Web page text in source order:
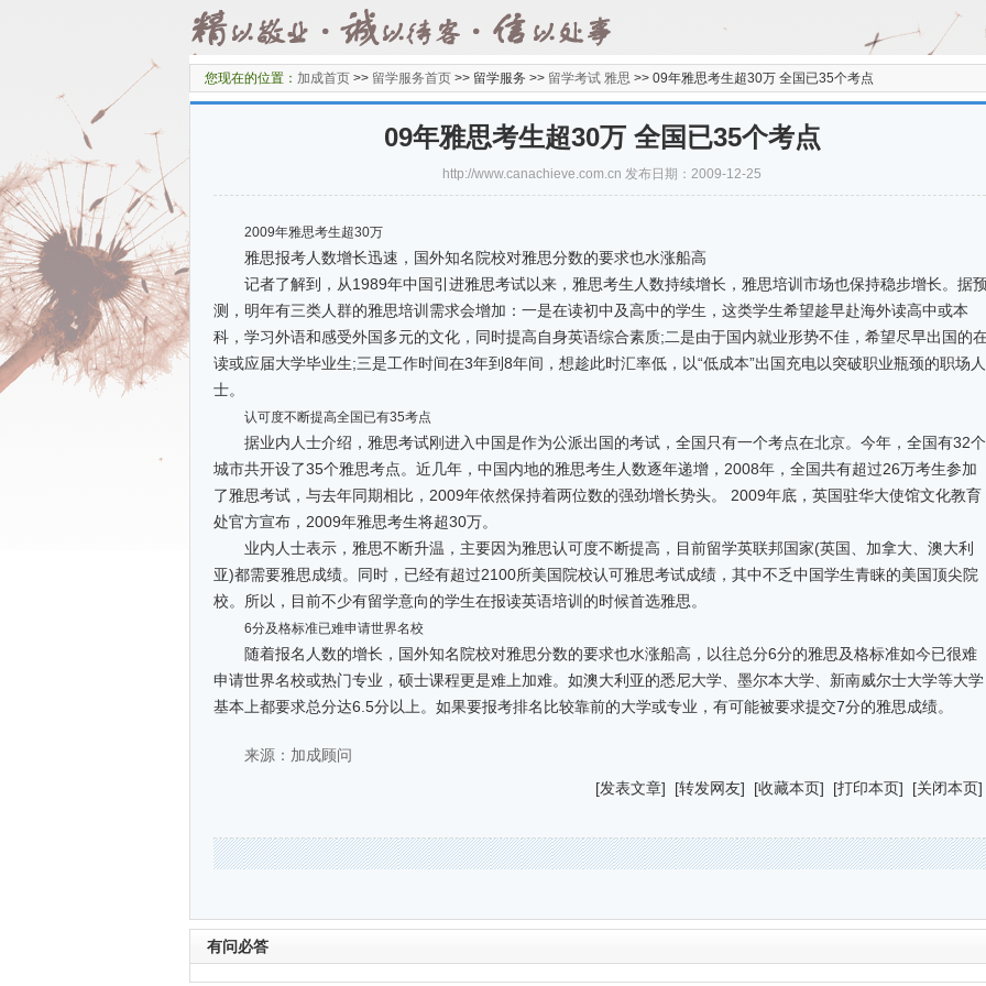
您现在的位置： 加成首页 >> 留学服务首页 >> 留学服务 >> 留学考试 雅思 >> 09年雅思考生超30万 全国已35个考点
09年雅思考生超30万 全国已35个考点
http://www.canachieve.com.cn 发布日期：2009-12-25
2009年雅思考生超30万
雅思报考人数增长迅速，国外知名院校对雅思分数的要求也水涨船高
记者了解到，从1989年中国引进雅思考试以来，雅思考生人数持续增长，雅思培训市场也保持稳步增长。据
测，明年有三类人群的雅思培训需求会增加：一是在读初中及高中的学生，这类学生希望趁早赴海外读高中或本
科，学习外语和感受外国多元的文化，同时提高自身英语综合素质;二是由于国内就业形势不佳，希望尽早出国的
读或应届大学毕业生;三是工作时间在3年到8年间，想趁此时汇率低，以“低成本”出国充电以突破职业瓶颈的职场人
士。
认可度不断提高全国已有35考点
据业内人士介绍，雅思考试刚进入中国是作为公派出国的考试，全国只有一个考点在北京。今年，全国有32个
城市共开设了35个雅思考点。近几年，中国内地的雅思考生人数逐年递增，2008年，全国共有超过26万考生参加
了雅思考试，与去年同期相比，2009年依然保持着两位数的强劲增长势头。 2009年底，英国驻华大使馆文化教育
处官方宣布，2009年雅思考生将超30万。
业内人士表示，雅思不断升温，主要因为雅思认可度不断提高，目前留学英联邦国家(英国、加拿大、澳大利
亚)都需要雅思成绩。同时，已经有超过2100所美国院校认可雅思考试成绩，其中不乏中国学生青睐的美国顶尖院
校。所以，目前不少有留学意向的学生在报读英语培训的时候首选雅思。
6分及格标准已难申请世界名校
随着报名人数的增长，国外知名院校对雅思分数的要求也水涨船高，以往总分6分的雅思及格标准如今已很难
申请世界名校或热门专业，硕士课程更是难上加难。如澳大利亚的悉尼大学、墨尔本大学、新南威尔士大学等大学
基本上都要求总分达6.5分以上。如果要报考排名比较靠前的大学或专业，有可能被要求提交7分的雅思成绩。
来源：加成顾问
[发表文章] [转发网友] [收藏本页] [打印本页] [关闭本页
有问必答